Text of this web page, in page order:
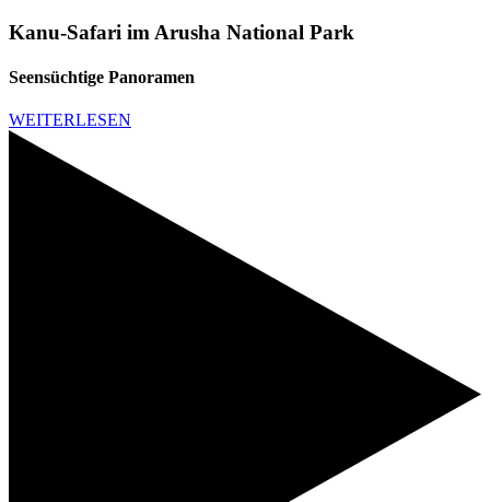
Kanu-Safari im Arusha National Park
Seensüchtige Panoramen
WEITERLESEN